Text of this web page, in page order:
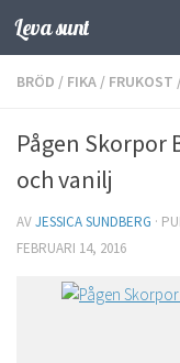
Hoppa till innehåll
Leva sunt
BRÖD / FIKA / FRUKOST
Pågen Skorpor
och vanilj
AVJESSICA SUNDBERG ·
FEBRUARI 14, 2016